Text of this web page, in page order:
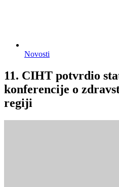
Novosti
11. CIHT potvrdio
konferencije o
regiji